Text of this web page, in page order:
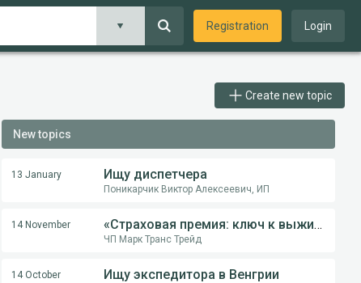
Registration Login
Create new topic
New topics
13 January Ищу диспетчера
Поникарчик Виктор Алексеевич, ИП
14 November «Страховая премия: ключ к выживанию перевозчика в международной логистике»
ЧП Марк Транс Трейд
14 October Ищу экспедитора в Венгрии